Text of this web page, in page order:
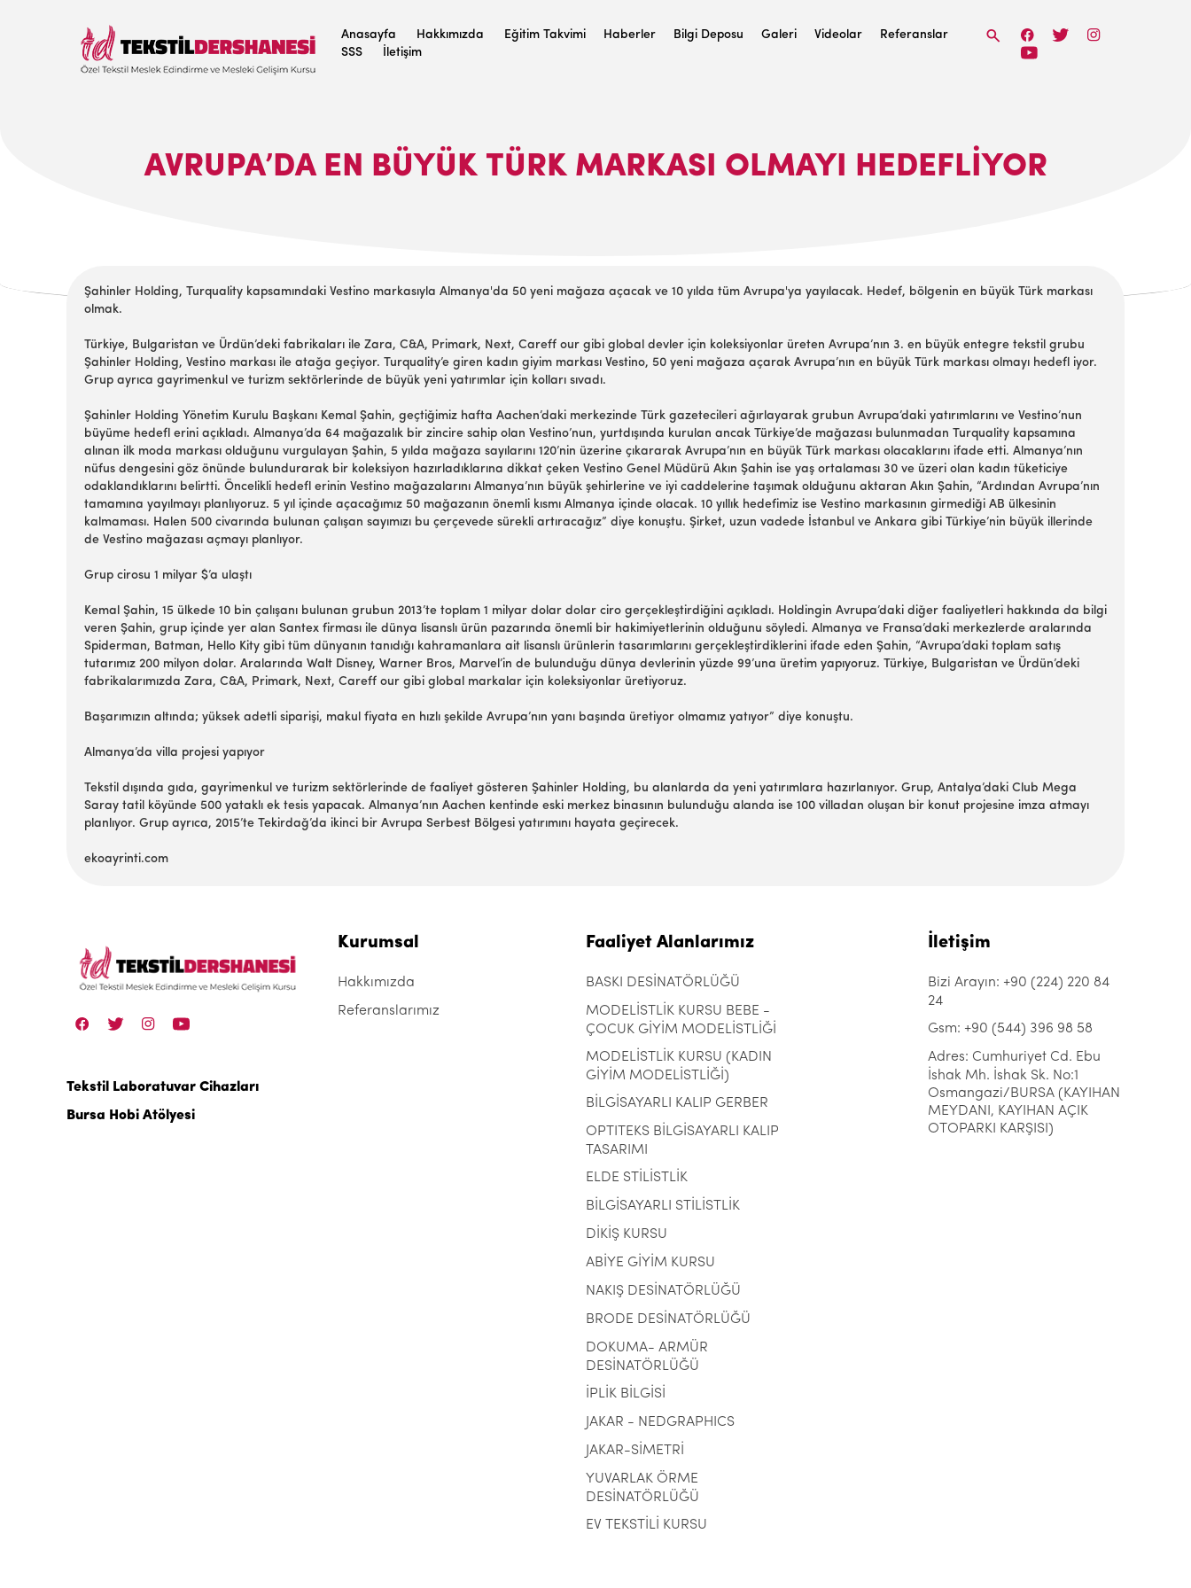
Anasayfa Hakkımızda Eğitim Takvimi Haberler Bilgi Deposu Galeri Videolar
Referanslar
SSS
İletişim
AVRUPA’DA EN BÜYÜK TÜRK MARKASI OLMAYI HEDEFLIYOR
Şahinler Holding, Turquality kapsamındaki Vestino markasıyla Almanya'da 50 yeni mağaza açacak ve 10 yılda tüm Avrupa'ya yayılacak. Hedef, bölgenin en büyük Türk markası
olmak.
Türkiye, Bulgaristan ve Ürdün’deki fabrikaları ile Zara, C&A, Primark, Next, Careff our gibi global devler için koleksiyonlar üreten Avrupa’nın 3. en büyük entegre tekstil grubu
Şahinler Holding, Vestino markası ile atağa geçiyor. Turquality’e giren kadın giyim markası Vestino, 50 yeni mağaza açarak Avrupa’nın en büyük Türk markası olmayı hedefl iyor.
Grup ayrıca gayrimenkul ve turizm sektörlerinde de büyük yeni yatırımlar için kolları sıvadı.
Şahinler Holding Yönetim Kurulu Başkanı Kemal Şahin, geçtiğimiz hafta Aachen’daki merkezinde Türk gazetecileri ağırlayarak grubun Avrupa’daki yatırımlarını ve Vestino’nun
büyüme hedefl erini açıkladı. Almanya’da 64 mağazalık bir zincire sahip olan Vestino’nun, yurtdışında kurulan ancak Türkiye’de mağazası bulunmadan Turquality kapsamına
alınan ilk moda markası olduğunu vurgulayan Şahin, 5 yılda mağaza sayılarını 120’nin üzerine çıkararak Avrupa’nın en büyük Türk markası olacaklarını ifade etti. Almanya’nın
nüfus dengesini göz önünde bulundurarak bir koleksiyon hazırladıklarına dikkat çeken Vestino Genel Müdürü Akın Şahin ise yaş ortalaması 30 ve üzeri olan kadın tüketiciye
odaklandıklarını belirtti. Öncelikli hedefl erinin Vestino mağazalarını Almanya’nın büyük şehirlerine ve iyi caddelerine taşımak olduğunu aktaran Akın Şahin, “Ardından Avrupa’nın
tamamına yayılmayı planlıyoruz. 5 yıl içinde açacağımız 50 mağazanın önemli kısmı Almanya içinde olacak. 10 yıllık hedefimiz ise Vestino markasının girmediği AB ülkesinin
kalmaması. Halen 500 civarında bulunan çalışan sayımızı bu çerçevede sürekli artıracağız” diye konuştu. Şirket, uzun vadede İstanbul ve Ankara gibi Türkiye’nin büyük illerinde
de Vestino mağazası açmayı planlıyor.
Grup cirosu 1 milyar $’a ulaştı
Kemal Şahin, 15 ülkede 10 bin çalışanı bulunan grubun 2013’te toplam 1 milyar dolar dolar ciro gerçekleştirdiğini açıkladı. Holdingin Avrupa’daki diğer faaliyetleri hakkında da bilgi
veren Şahin, grup içinde yer alan Santex firması ile dünya lisanslı ürün pazarında önemli bir hakimiyetlerinin olduğunu söyledi. Almanya ve Fransa’daki merkezlerde aralarında
Spiderman, Batman, Hello Kity gibi tüm dünyanın tanıdığı kahramanlara ait lisanslı ürünlerin tasarımlarını gerçekleştirdiklerini ifade eden Şahin, “Avrupa’daki toplam satış
tutarımız 200 milyon dolar. Aralarında Walt Disney, Warner Bros, Marvel’in de bulunduğu dünya devlerinin yüzde 99’una üretim yapıyoruz. Türkiye, Bulgaristan ve Ürdün’deki
fabrikalarımızda Zara, C&A, Primark, Next, Careff our gibi global markalar için koleksiyonlar üretiyoruz.
Başarımızın altında; yüksek adetli siparişi, makul fiyata en hızlı şekilde Avrupa’nın yanı başında üretiyor olmamız yatıyor” diye konuştu.
Almanya’da villa projesi yapıyor
Tekstil dışında gıda, gayrimenkul ve turizm sektörlerinde de faaliyet gösteren Şahinler Holding, bu alanlarda da yeni yatırımlara hazırlanıyor. Grup, Antalya’daki Club Mega
Saray tatil köyünde 500 yataklı ek tesis yapacak. Almanya’nın Aachen kentinde eski merkez binasının bulunduğu alanda ise 100 villadan oluşan bir konut projesine imza atmayı
planlıyor. Grup ayrıca, 2015’te Tekirdağ’da ikinci bir Avrupa Serbest Bölgesi yatırımını hayata geçirecek.
ekoayrinti.com
Tekstil Laboratuvar Cihazları
Bursa Hobi Atölyesi
Kurumsal
Hakkımızda
Referanslarımız
Faaliyet Alanlarımız
BASKI DESİNATÖRLÜĞÜ
MODELİSTLİK KURSU BEBE -
ÇOCUK GİYİM MODELİSTLİĞİ
MODELİSTLİK KURSU (KADIN
GİYİM MODELİSTLİĞİ)
BİLGİSAYARLI KALIP GERBER
OPTITEKS BİLGİSAYARLI KALIP
TASARIMI
ELDE STİLİSTLİK
BİLGİSAYARLI STİLİSTLİK
DİKİŞ KURSU
ABİYE GİYİM KURSU
NAKIŞ DESİNATÖRLÜĞÜ
BRODE DESİNATÖRLÜĞÜ
DOKUMA- ARMÜR
DESİNATÖRLÜĞÜ
İPLİK BİLGİSİ
JAKAR - NEDGRAPHICS
JAKAR-SİMETRİ
YUVARLAK ÖRME
DESİNATÖRLÜĞÜ
EV TEKSTİLİ KURSU
İletişim
Bizi Arayın: +90 (224) 220 84
24
Gsm: +90 (544) 396 98 58
Adres: Cumhuriyet Cd. Ebu
İshak Mh. İshak Sk. No:1
Osmangazi/BURSA (KAYIHAN
MEYDANI, KAYIHAN AÇIK
OTOPARKI KARŞISI)